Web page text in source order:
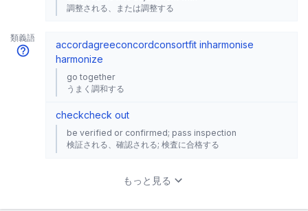
調整される、または調整する
類義語
accordagreeconcordconsortfit inharmonise
harmonize
go together
うまく調和する
checkcheck out
be verified or confirmed; pass inspection
検証される、確認される; 検査に合格する
もっと見る